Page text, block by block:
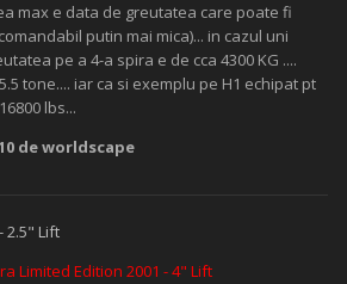
max e data de greutatea care poate fi
putin mai mica)... in cazul uni
pe a 4-a spira e de cca 4300 KG ....
tone.... iar ca si exemplu pe H1 echipat pt
lbs...
de worldscape
2.5" Lift
Limited Edition 2001 - 4" Lift